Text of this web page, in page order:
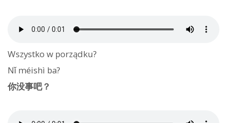
Wszystko w porządku?
Nǐ méishì ba?
你没事吧？